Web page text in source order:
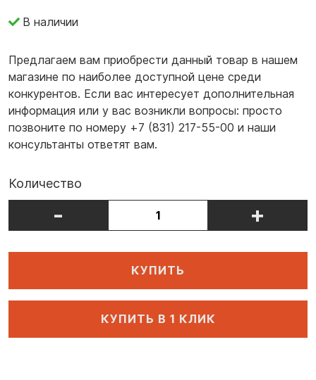
В наличии
Предлагаем вам приобрести данный товар в нашем
магазине по наиболее доступной цене среди
конкурентов. Если вас интересует дополнительная
информация или у вас возникли вопросы: просто
позвоните по номеру +7 (831) 217-55-00 и наши
консультанты ответят вам.
Количество
- +
КУПИТЬ
КУПИТЬ В 1 КЛИК